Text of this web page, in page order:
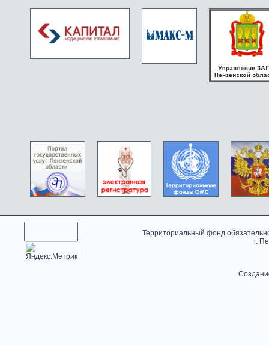
Территориальный фонд
г.